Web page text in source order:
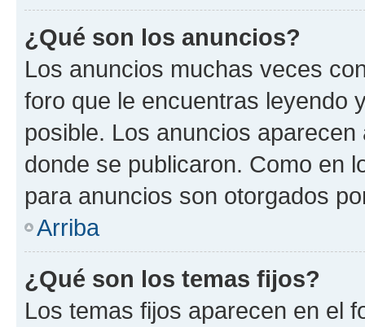
¿Qué son los anuncios?
Los anuncios muchas veces
foro que le encuentras leyendo
posible. Los anuncios
donde se publicaron. Como en
para anuncios son otorgados
Arriba
¿Qué son los temas fijos?
Los temas fijos aparecen en el